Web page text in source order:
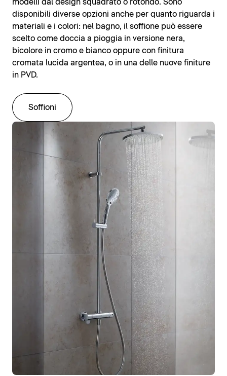
modelli dal design squadrato o rotondo. Sono
disponibili diverse opzioni anche per quanto riguarda i
materiali e i colori: nel bagno, il soffione può essere
scelto come doccia a pioggia in versione nera,
bicolore in cromo e bianco oppure con finitura
cromata lucida argentea, o in una delle nuove finiture
in PVD.
Soffioni